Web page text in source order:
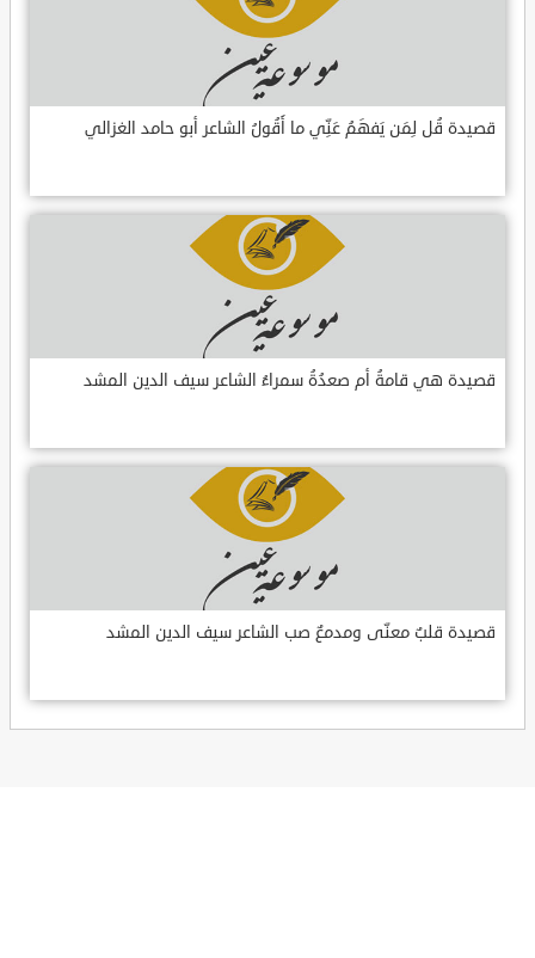
قصيدة قُل لِمَن يَفهَمُ عَنِّي ما أَقُولُ الشاعر أبو حامد الغزالي
قصيدة هي قامةُ أم صعدُةُ سمراءُ الشاعر سيف الدين المشد
قصيدة قلبٌ معنّى ومدمعٌ صب الشاعر سيف الدين المشد